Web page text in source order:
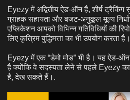
Eyezy में अद्वितीय ऐड-ऑन हैं, शीर्ष
ग्राहक सहायता और बजट-अनुकूल मूल्य
एप्लिकेशन आपको विभिन्न गतिविधियों की
लिए कृत्रिम बुद्धिमत्ता का भी उपयोग करता
Eyezy में एक “डेमो मोड” भी है। यह ऐड-ऑन
है क्योंकि वे सदस्यता लेने से पहले Eyezy
है, देख सकते हैं।.